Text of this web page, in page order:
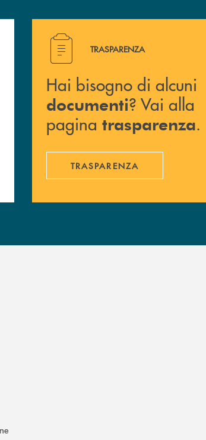
! Hai bisogno di alcuni documenti
TRASPARENZA
Hai bisogno di alcuni
documenti? Vai alla
pagina trasparenza.
TRASPARENZA